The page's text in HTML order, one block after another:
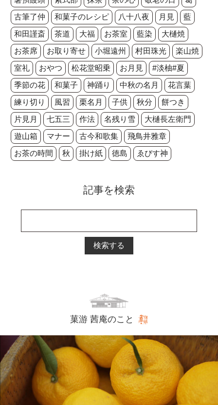
古筆了仲 和菓子のレシピ 八十八夜 月見 藍
和田謹斎 茶道 大福 お茶室 藍染 大樋焼
お茶席 お取り寄せ 小堀遠州 村田珠光 楽山焼
室礼 おやつ 松花堂昭乗 お月見 #淡柚#夏
季節の花 和菓子 神踊り 中秋の名月 花言葉
練り切り 風習 栗名月 子供 秋分 餅つき
片見月 七五三 作法 名残り雪 大樋長左衛門
遊山箱 マナー 古今和歌集 飛鳥井雅章
お茶の時間 秋 掛け紙 徳島 ゑびす神
記事を検索
検索する
菓游 茜庵のこと